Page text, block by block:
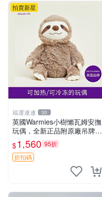
拍賣新星
福運連連 30
英國Warmies小樹懶瓦姆安撫
玩偶，全新正品附原廠吊牌與
防塵袋，內藏薰衣草可加熱，
適合各個年齡層，冷暖兩用享
受抱抱樂趣，不容錯過嚴選好
$1,560 95折
折扣碼